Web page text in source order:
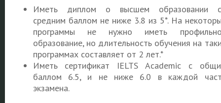
Иметь диплом о высшем образовании
средним баллом не ниже 3.8 из 5*. На
программы не нужно иметь
образование, но длительность обучения на
программах составляет от 2 лет.*
Иметь сертификат IELTS Academic с
баллом 6.5, и не ниже 6.0 в каждой
экзамена.